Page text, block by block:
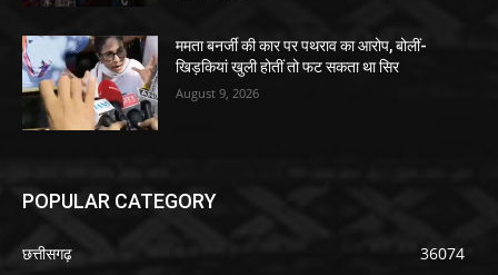
ममता बनर्जी की कार पर पथराव का आरोप, बोलीं-
खिड़कियां खुली होतीं तो फट सकता था सिर
August 9, 2026
POPULAR CATEGORY
छत्तीसगढ़
36074